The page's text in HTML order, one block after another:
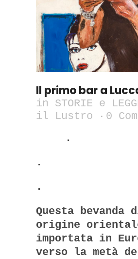
Il primo bar a
in STORIE e
il Lustro
0
.
.
.
Questa bevanda
origine
importata in
verso la metà